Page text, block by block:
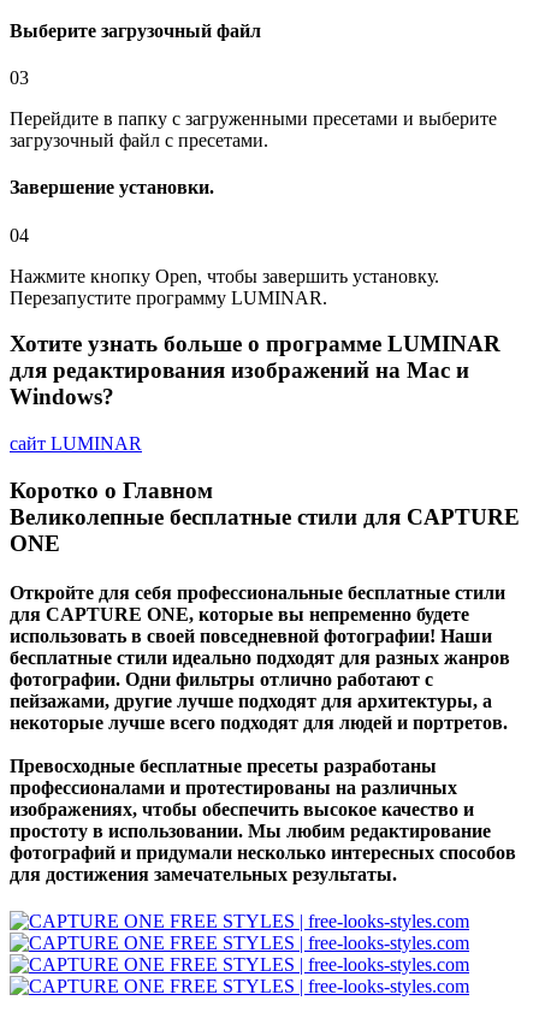
Выберите загрузочный файл
03
Перейдите в папку с загруженными пресетами и выберите
загрузочный файл с пресетами.
Завершение установки.
04
Нажмите кнопку Open, чтобы завершить установку.
Перезапустите программу LUMINAR.
Хотите узнать больше о программе LUMINAR
для редактирования изображений на Mac и
Windows?
сайт LUMINAR
Коротко о Главном
Великолепные бесплатные стили для CAPTURE
ONE
Откройте для себя профессиональные бесплатные стили
для CAPTURE ONE, которые вы непременно будете
использовать в своей повседневной фотографии! Наши
бесплатные стили идеально подходят для разных жанров
фотографии. Одни фильтры отлично работают с
пейзажами, другие лучше подходят для архитектуры, а
некоторые лучше всего подходят для людей и портретов.
Превосходные бесплатные пресеты разработаны
профессионалами и протестированы на различных
изображениях, чтобы обеспечить высокое качество и
простоту в использовании. Мы любим редактирование
фотографий и придумали несколько интересных способов
для достижения замечательных результаты.